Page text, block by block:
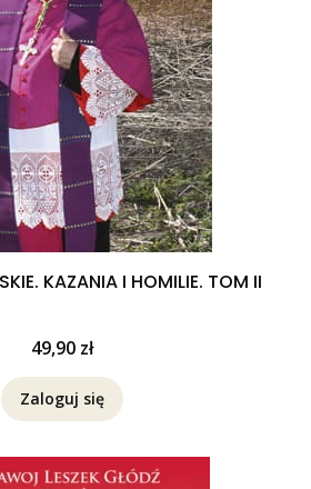
KAZANIA I HOMILIE. TOM II
Cena
49,90 zł
Zaloguj się